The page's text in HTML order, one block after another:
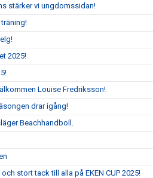
stärker vi ungdomssidan!
2025!
Louise Fredriksson!
drar igång!
Beachhandboll.
stort tack till alla på EKEN CUP 2025!